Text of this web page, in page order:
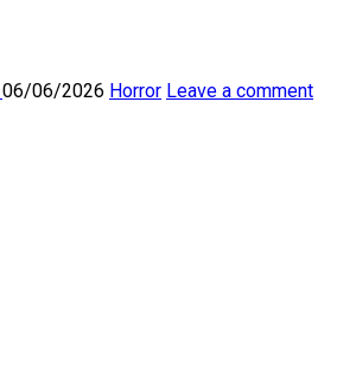
06/06/2026 Horror Leave a comment